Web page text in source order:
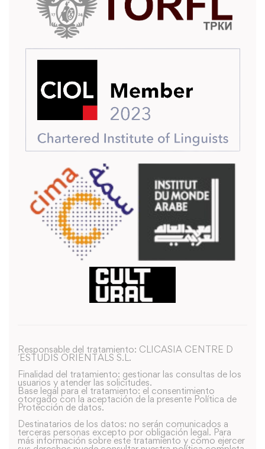
Responsable del tratamiento: CLICASIA CENTRE D
´ESTUDIS ORIENTALS S.L.
Finalidad del tratamiento: gestionar las consultas de los
usuarios y atender las solicitudes.
Base legal para el tratamiento: el consentimiento
otorgado con la aceptación de la presente Política de
Protección de datos.
Destinatarios de los datos: no serán comunicados a
terceras personas excepto por obligación legal. Para
más información sobre este tratamiento y como ejercer